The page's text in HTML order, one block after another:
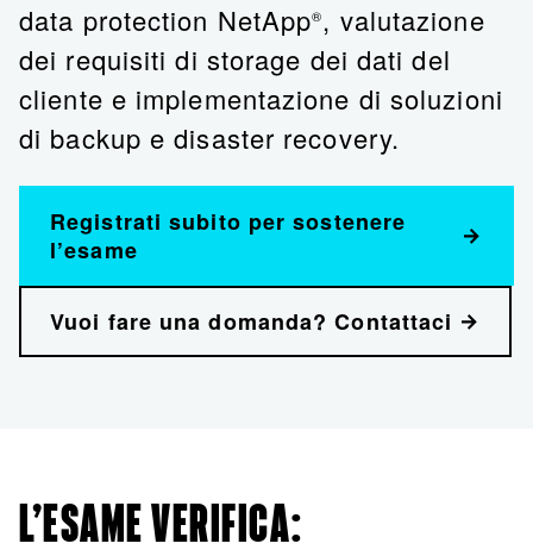
data protection NetApp®, valutazione
dei requisiti di storage dei dati del
cliente e implementazione di soluzioni
di backup e disaster recovery.
Registrati subito per sostenere
l’esame
Vuoi fare una domanda? Contattaci
L’ESAME VERIFICA: